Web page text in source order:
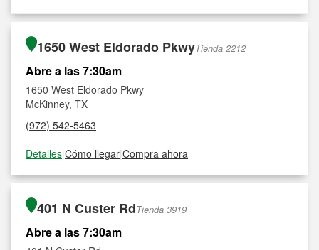
1650 West Eldorado PkwyTienda 2212
Abre a las 7:30am
1650 West Eldorado Pkwy
McKinney, TX
(972) 542-5463
Detalles|Cómo llegar|Compra ahora
401 N Custer RdTienda 3919
Abre a las 7:30am